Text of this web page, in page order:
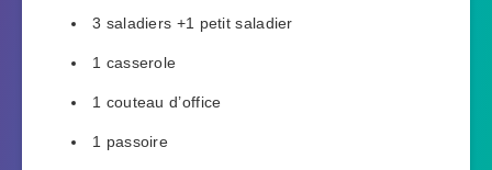
3 saladiers +1 petit saladier
1 casserole
1 couteau d’office
1 passoire